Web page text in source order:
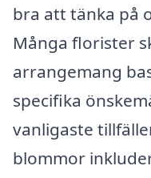
bra att tänka på
Många florister
arrangemang
specifika
vanligaste
blommor